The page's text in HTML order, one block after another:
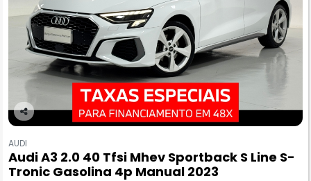
Co
pa
rtil
he
AUDI
Audi A3 2.0 40 Tfsi Mhev Sportback S Line S-
Tronic Gasolina 4p Manual 2023